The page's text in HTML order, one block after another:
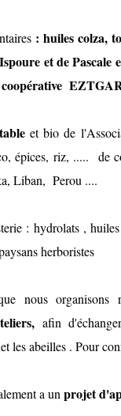
: huiles colza,
et de
coopérative
et bio de
épices, riz, ..... de
Liban, Perou ....
: hydrolats ,
herboristes
nous organisons
afin
les abeilles . Pour
a un projet